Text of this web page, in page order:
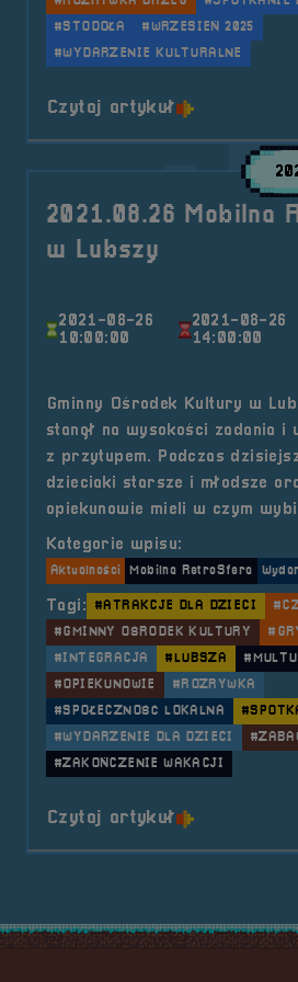
#STODOŁA
#WRZESIEŃ 2025
#WYDARZENIE KULTURALNE
Czytaj artykuło tytule
2021.08.26 Mobilna
w Lubszy
2021-08-26
10:00:00
2021-08-26
14:00:00
Gminny Ośrodek Kultury w
stanął na wysokości zadania i
z przytupem. Podczas
dzieciaki starsze i młodsze
opiekunowie mieli w czym
Kategorie wpisu:
Aktualności Mobilna RetroSfera
Tagi: #ATRAKCJE DLA DZIECI
#GMINNY OŚRODEK KULTURY
#INTEGRACJA
#LUBSZA
#OPIEKUNOWIE
#ROZRYWKA
#SPOŁECZNOŚĆ LOKALNA
#WYDARZENIE DLA DZIECI
#ZAKOŃCZENIE WAKACJI
Czytaj artykuło tytule